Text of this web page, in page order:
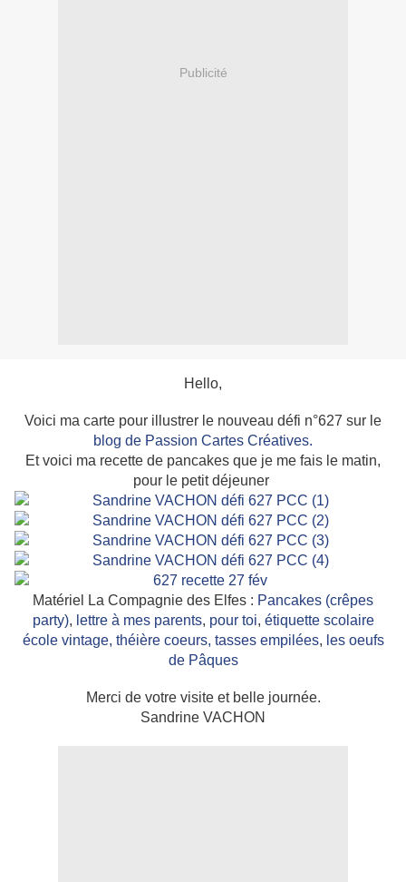
Publicité
Hello,
Voici ma carte pour illustrer le nouveau défi n°627 sur le
blog de Passion Cartes Créatives.
Et voici ma recette de pancakes que je me fais le matin,
pour le petit déjeuner
Matériel La Compagnie des Elfes : Pancakes (crêpes
party), lettre à mes parents, pour toi, étiquette scolaire
école vintage, théière coeurs, tasses empilées, les oeufs
de Pâques
Merci de votre visite et belle journée.
Sandrine VACHON